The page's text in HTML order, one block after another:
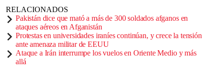
RELACIONADOS
Pakistán dice que mató a más de 300 soldados afganos en
ataques aéreos en Afganistán
Protestas en universidades iraníes continúan, y crece la tensión
ante amenaza militar de EEUU
Ataque a Irán interrumpe los vuelos en Oriente Medio y más
allá